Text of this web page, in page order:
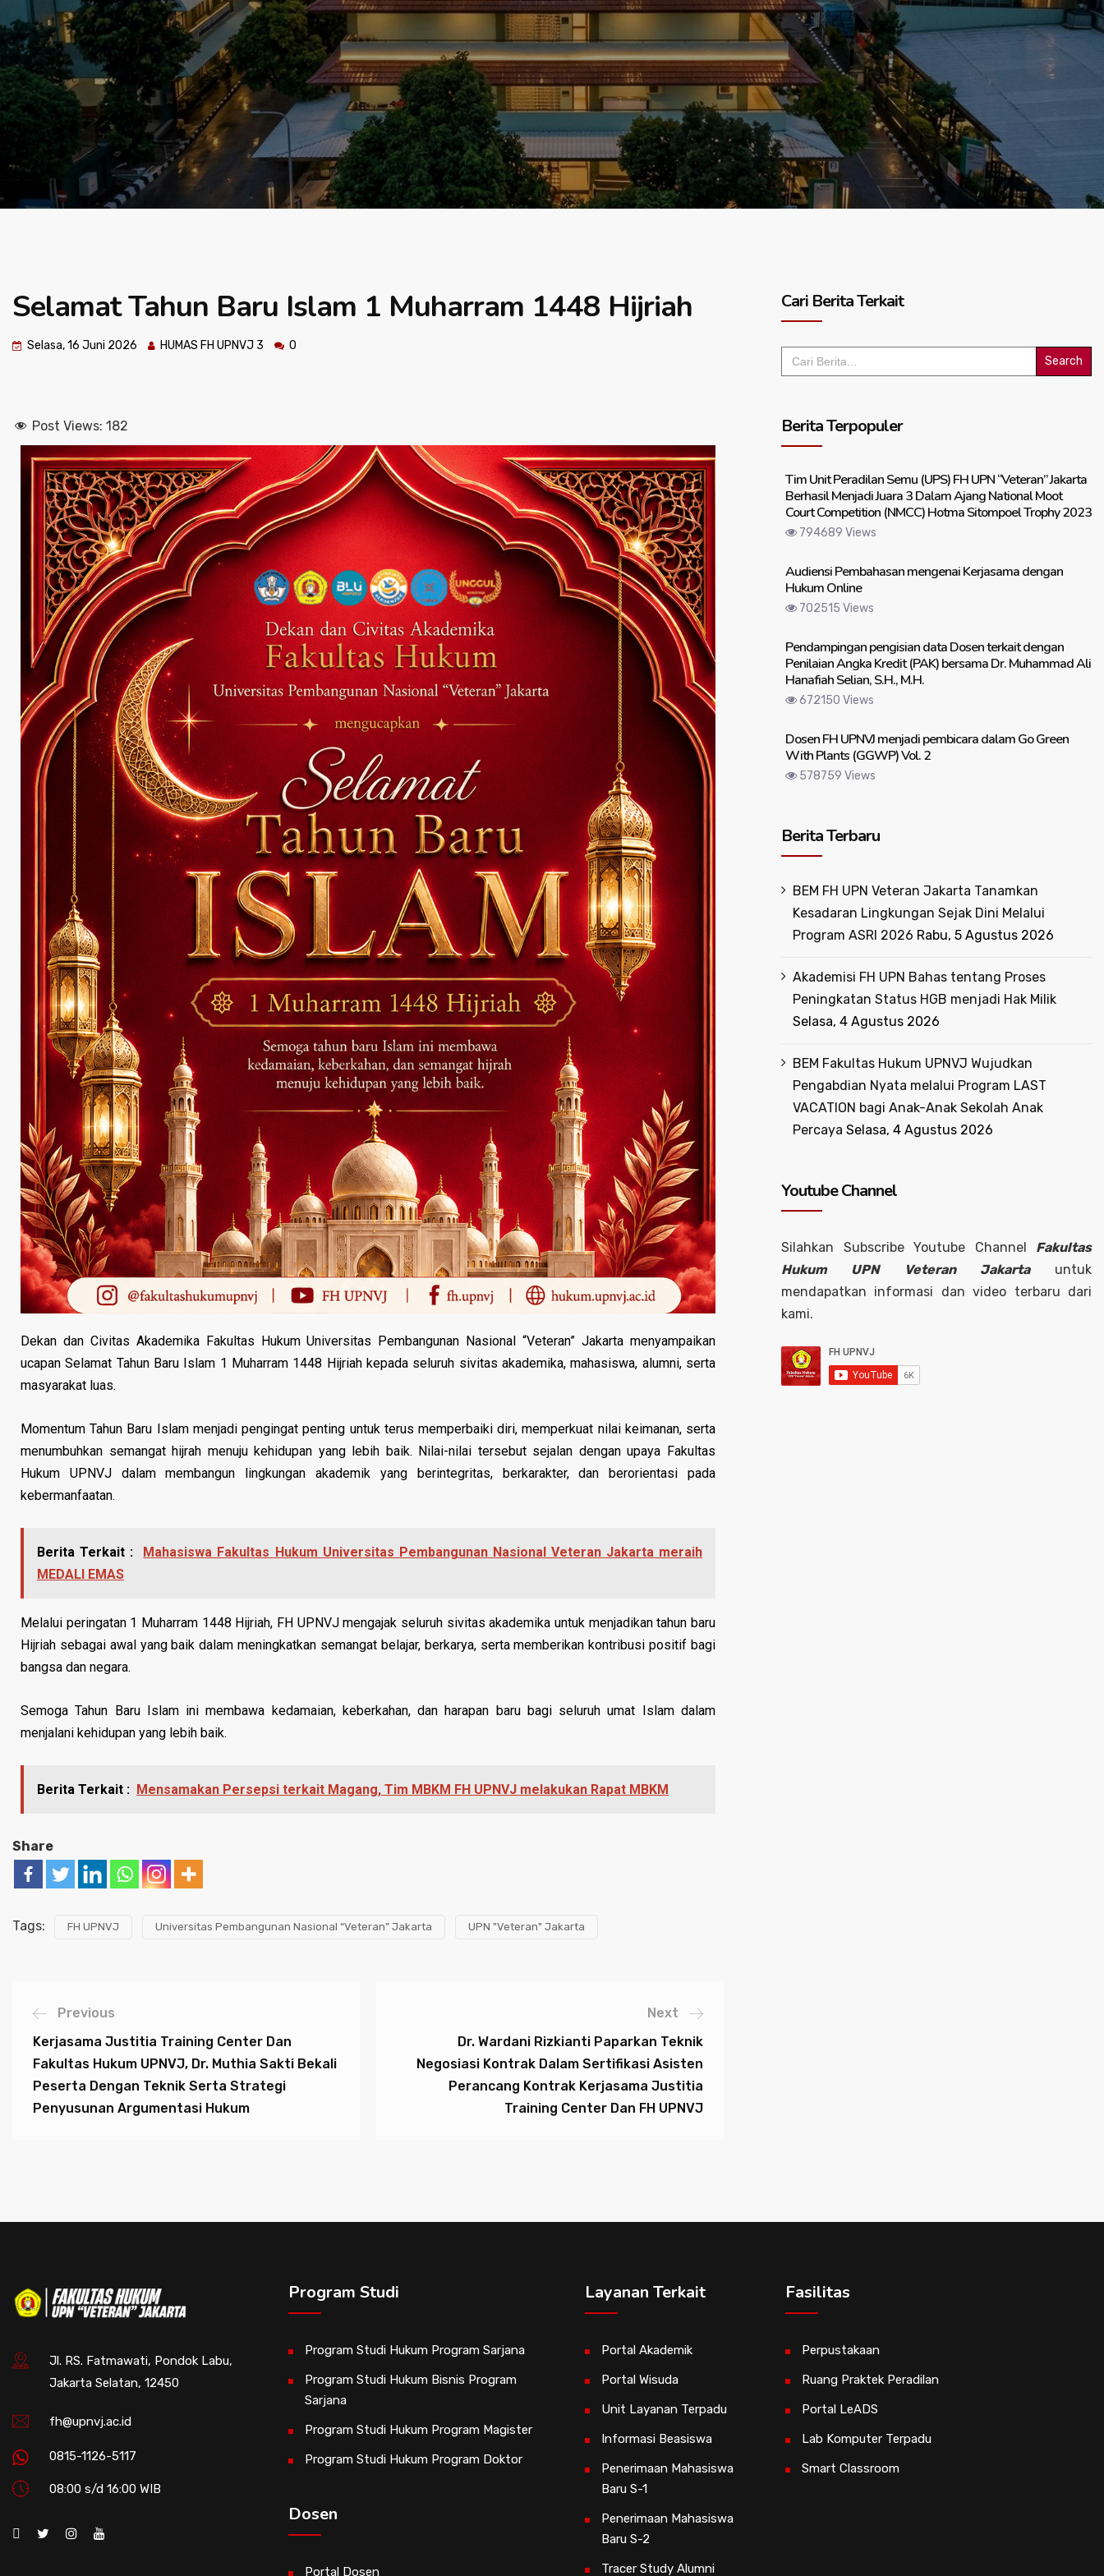
Selamat Tahun Baru Islam 1 Muharram 1448 Hijriah
Selasa, 16 Juni 2026 HUMAS FH UPNVJ 3 0
Post Views: 182
Dekan dan Civitas Akademika Fakultas Hukum Universitas Pembangunan Nasional “Veteran” Jakarta menyampaikan
ucapan Selamat Tahun Baru Islam 1 Muharram 1448 Hijriah kepada seluruh sivitas akademika, mahasiswa, alumni, serta
masyarakat luas.
Momentum Tahun Baru Islam menjadi pengingat penting untuk terus memperbaiki diri, memperkuat nilai keimanan, serta
menumbuhkan semangat hijrah menuju kehidupan yang lebih baik. Nilai-nilai tersebut sejalan dengan upaya Fakultas
Hukum UPNVJ dalam membangun lingkungan akademik yang berintegritas, berkarakter, dan berorientasi pada
kebermanfaatan.
Berita Terkait :
Mahasiswa Fakultas Hukum Universitas Pembangunan Nasional Veteran Jakarta meraih
MEDALI EMAS
Melalui peringatan 1 Muharram 1448 Hijriah, FH UPNVJ mengajak seluruh sivitas akademika untuk menjadikan tahun baru
Hijriah sebagai awal yang baik dalam meningkatkan semangat belajar, berkarya, serta memberikan kontribusi positif bagi
bangsa dan negara.
Semoga Tahun Baru Islam ini membawa kedamaian, keberkahan, dan harapan baru bagi seluruh umat Islam dalam
menjalani kehidupan yang lebih baik.
Berita Terkait : Mensamakan Persepsi terkait Magang, Tim MBKM FH UPNVJ melakukan Rapat MBKM
Share
Tags: FH UPNVJ Universitas Pembangunan Nasional “Veteran” Jakarta UPN "Veteran" Jakarta
Previous
Kerjasama Justitia Training Center Dan
Fakultas Hukum UPNVJ, Dr. Muthia Sakti Bekali
Peserta Dengan Teknik Serta Strategi
Penyusunan Argumentasi Hukum
Next
Dr. Wardani Rizkianti Paparkan Teknik
Negosiasi Kontrak Dalam Sertifikasi Asisten
Perancang Kontrak Kerjasama Justitia
Training Center Dan FH UPNVJ
Cari Berita Terkait
Search
for:
Berita Terpopuler
Tim Unit Peradilan Semu (UPS) FH UPN “Veteran” Jakarta
Berhasil Menjadi Juara 3 Dalam Ajang National Moot
Court Competition (NMCC) Hotma Sitompoel Trophy 2023
794689 Views
Audiensi Pembahasan mengenai Kerjasama dengan
Hukum Online
702515 Views
Pendampingan pengisian data Dosen terkait dengan
Penilaian Angka Kredit (PAK) bersama Dr. Muhammad Ali
Hanafiah Selian, S.H., M.H.
672150 Views
Dosen FH UPNVJ menjadi pembicara dalam Go Green
With Plants (GGWP) Vol. 2
578759 Views
Berita Terbaru
BEM FH UPN Veteran Jakarta Tanamkan
Kesadaran Lingkungan Sejak Dini Melalui
Program ASRI 2026 Rabu, 5 Agustus 2026
Akademisi FH UPN Bahas tentang Proses
Peningkatan Status HGB menjadi Hak Milik
Selasa, 4 Agustus 2026
BEM Fakultas Hukum UPNVJ Wujudkan
Pengabdian Nyata melalui Program LAST
VACATION bagi Anak-Anak Sekolah Anak
Percaya Selasa, 4 Agustus 2026
Youtube Channel
Silahkan Subscribe Youtube Channel Fakultas
Hukum UPN Veteran Jakartauntuk
mendapatkan informasi dan video terbaru dari
kami.
Jl. RS. Fatmawati, Pondok Labu,
Jakarta Selatan, 12450
fh@upnvj.ac.id
0815-1126-5117
08:00 s/d 16:00 WIB
Program Studi
Program Studi Hukum Program Sarjana
Program Studi Hukum Bisnis Program
Sarjana
Program Studi Hukum Program Magister
Program Studi Hukum Program Doktor
Dosen
Portal Dosen
Layanan Terkait
Portal Akademik
Portal Wisuda
Unit Layanan Terpadu
Informasi Beasiswa
Penerimaan Mahasiswa
Baru S-1
Penerimaan Mahasiswa
Baru S-2
Tracer Study Alumni
Fasilitas
Perpustakaan
Ruang Praktek Peradilan
Portal LeADS
Lab Komputer Terpadu
Smart Classroom